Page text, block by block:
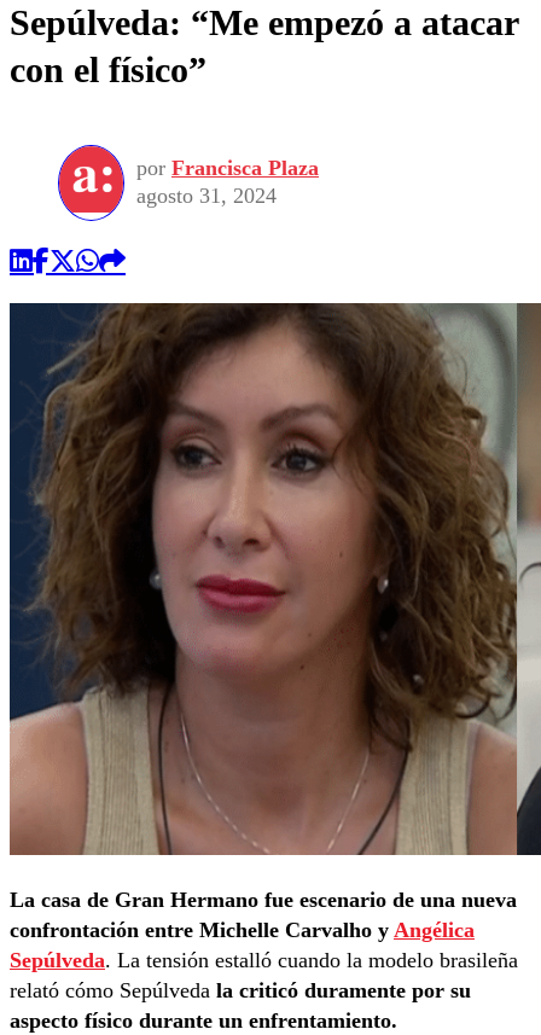
Sepúlveda: “Me empezó a atacar
con el físico”
por Francisca Plaza
agosto 31, 2024
La casa de Gran Hermano fue escenario de una nueva
confrontación entre Michelle Carvalho y Angélica
Sepúlveda. La tensión estalló cuando la modelo brasileña
relató cómo Sepúlveda la criticó duramente por su
aspecto físico durante un enfrentamiento.